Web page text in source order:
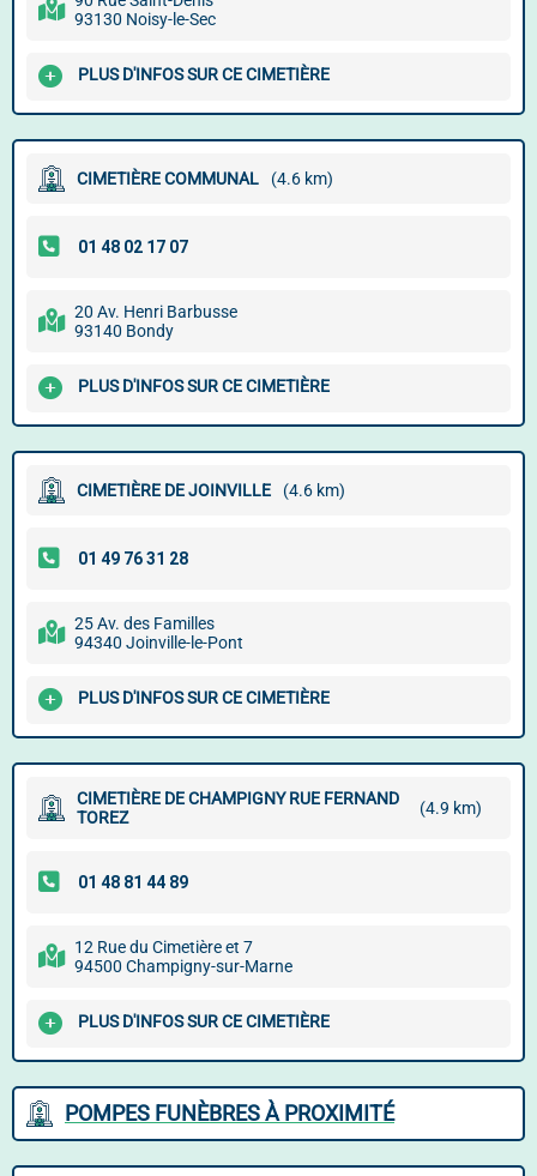
93130 Noisy-le-Sec
PLUS D'INFOS SUR CE CIMETIÈRE
CIMETIÈRE COMMUNAL (4.6 km)
20 Av. Henri Barbusse
93140 Bondy
PLUS D'INFOS SUR CE CIMETIÈRE
CIMETIÈRE DE JOINVILLE (4.6 km)
25 Av. des Familles
94340 Joinville-le-Pont
PLUS D'INFOS SUR CE CIMETIÈRE
CIMETIÈRE DE CHAMPIGNY RUE FERNAND
TOREZ
(4.9 km)
12 Rue du Cimetière et 7
94500 Champigny-sur-Marne
PLUS D'INFOS SUR CE CIMETIÈRE
POMPES FUNÈBRES À PROXIMITÉ